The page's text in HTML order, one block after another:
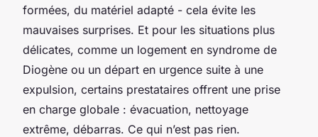
formées, du matériel adapté - cela évite les
mauvaises surprises. Et pour les situations plus
délicates, comme un logement en syndrome de
Diogène ou un départ en urgence suite à une
expulsion, certains prestataires offrent une prise
en charge globale : évacuation, nettoyage
extrême, débarras. Ce qui n’est pas rien.